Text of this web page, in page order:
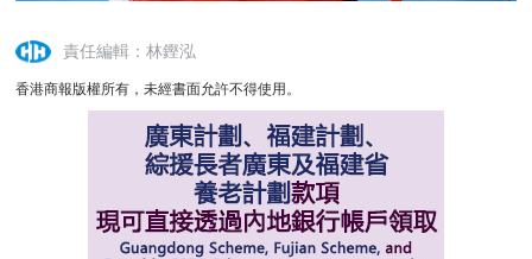
責任編輯：林鏗泓
香港商報版權所有，未經書面允許不得使用。